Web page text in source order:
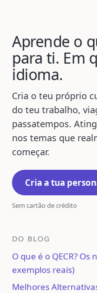
Aprende o
para ti. Em
idioma.
Cria o teu próprio
do teu trabalho,
passatempos.
nos temas que
começar.
Cria a tua
Sem cartão de crédito
DO BLOG
O que é o QECR? Os
exemplos reais)
Melhores